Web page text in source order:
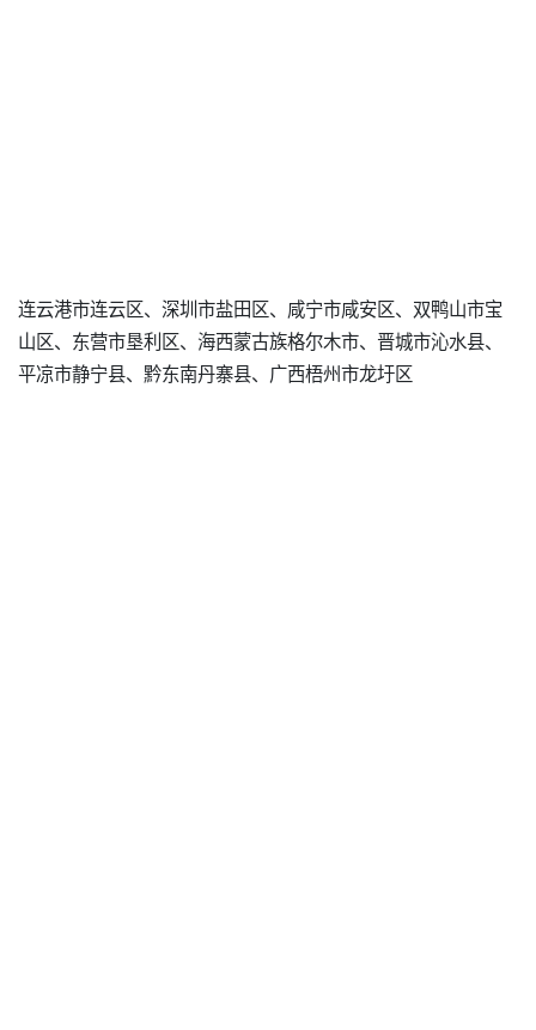
连云港市连云区、深圳市盐田区、咸宁市咸安区、双鸭山市宝
山区、东营市垦利区、海西蒙古族格尔木市、晋城市沁水县、
平凉市静宁县、黔东南丹寨县、广西梧州市龙圩区